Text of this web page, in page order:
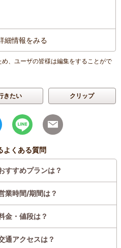
細情報をみる
、ユーザの皆様は編集をすることがで
きたい クリップ
よくある質問
すすめプランは？
業時間/期間は？
金・値段は？
通アクセスは？